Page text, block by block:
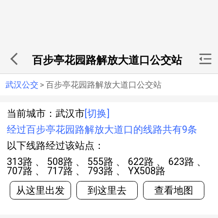
百步亭花园路解放大道口公交站
武汉公交 > 百步亭花园路解放大道口公交站
当前城市：武汉市 [切换]
经过百步亭花园路解放大道口的线路共有9条
以下线路经过该站点：
313路 、 508路 、 555路 、 622路 、 623路 、
707路 、 717路 、 793路 、 YX508路
从这里出发
到这里去 查看地图